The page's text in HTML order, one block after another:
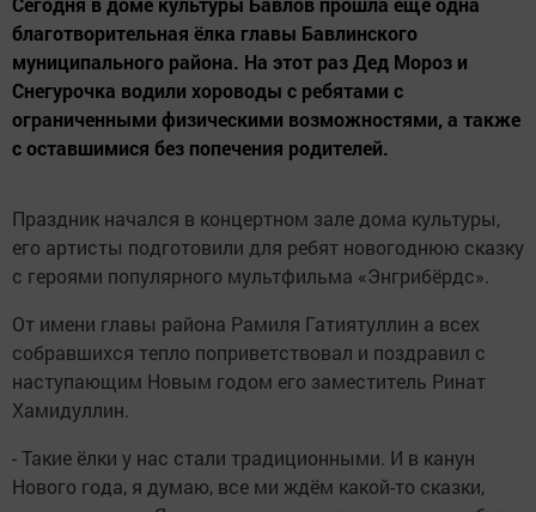
благотворительная ёлка главы Бавлинского
муниципального района. На этот раз Дед Мороз и
Снегурочка водили хороводы с ребятами с
ограниченными физическими возможностями, а также
с оставшимися без попечения родителей.
Праздник начался в концертном зале дома культуры,
его артисты подготовили для ребят новогоднюю сказку
с героями популярного мультфильма «Энгрибёрдс».
От имени главы района Рамиля Гатиятуллин а всех
собравшихся тепло поприветствовал и поздравил с
наступающим Новым годом его заместитель Ринат
Хамидуллин.
- Такие ёлки у нас стали традиционными. И в канун
Нового года, я думаю, все ми ждём какой-то сказки,